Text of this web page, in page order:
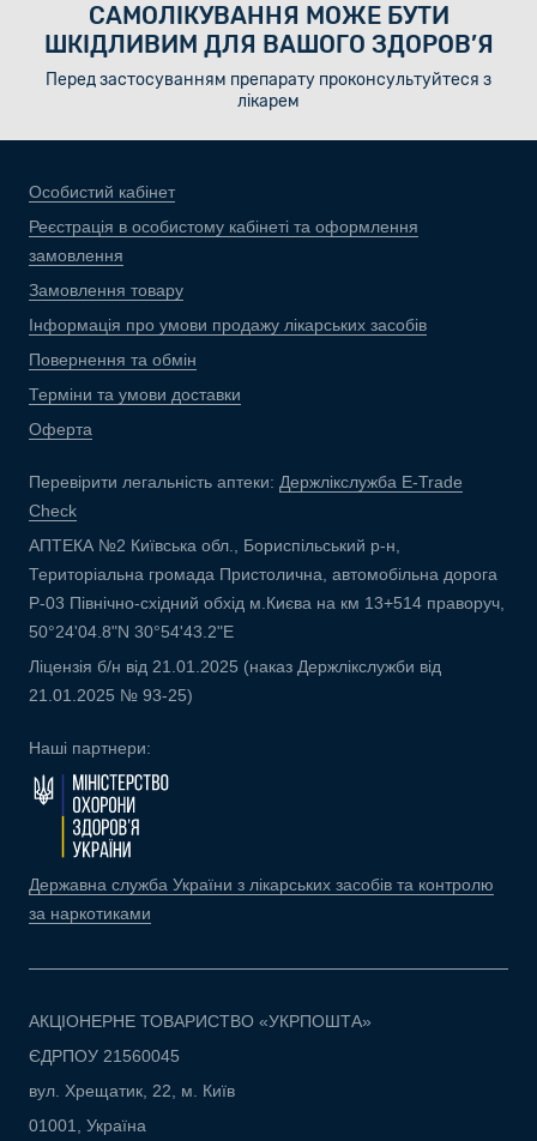
САМОЛІКУВАННЯ МОЖЕ БУТИ
ШКІДЛИВИМ ДЛЯ ВАШОГО ЗДОРОВ’Я
Перед застосуванням препарату проконсультуйтеся з
лікарем
Особистий кабінет
Реєстрація в особистому кабінеті та оформлення
замовлення
Замовлення товару
Інформація про умови продажу лікарських засобів
Повернення та обмін
Терміни та умови доставки
Оферта
Перевірити легальність аптеки: Держлікслужба E-Trade
Check
АПТЕКА №2 Київська обл., Бориспільський р-н,
Територіальна громада Пристолична, автомобільна дорога
Р-03 Північно-східний обхід м.Києва на км 13+514 праворуч,
50°24'04.8"N 30°54'43.2"E
Ліцензія б/н від 21.01.2025 (наказ Держлікслужби від
21.01.2025 № 93-25)
Наші партнери:
Державна служба України з лікарських засобів та контролю
за наркотиками
АКЦІОНЕРНЕ ТОВАРИСТВО «УКРПОШТА»
ЄДРПОУ 21560045
вул. Хрещатик, 22, м. Київ
01001, Україна